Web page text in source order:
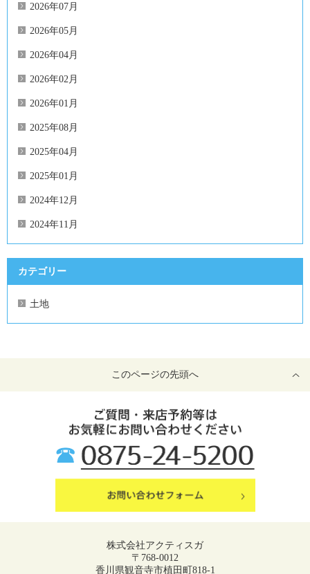
2026年07月
2026年05月
2026年04月
2026年02月
2026年01月
2025年08月
2025年04月
2025年01月
2024年12月
2024年11月
カテゴリー
土地
このページの先頭へ
株式会社アクティスガ
〒768-0012
香川県観音寺市植田町818-1